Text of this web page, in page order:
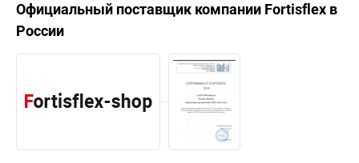
Официальный поставщик компании Fortisflex в
России